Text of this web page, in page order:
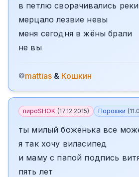
в петлю сворачивались реки
мерцало лезвие невы
меня сегодня в жёны брали
не вы
©mattias & Кошкин
пироSHOK (17.12.2015) Порошки (
ты милый боженька все
я так хочу виласипед
и маму с папой подпись
пять лет